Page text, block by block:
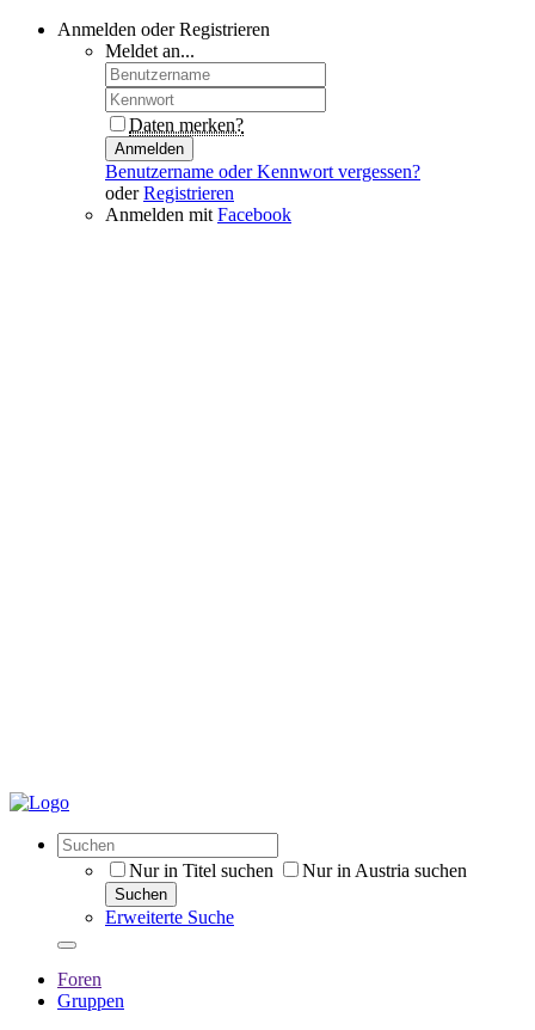
Anmelden oder Registrieren
Meldet an...
Daten merken?
Anmelden
Benutzername oder Kennwort vergessen?
oderRegistrieren
Anmelden mit Facebook
Nur in Titel suchen Nur in Austria suchen
Suchen
Erweiterte Suche
Foren
Gruppen